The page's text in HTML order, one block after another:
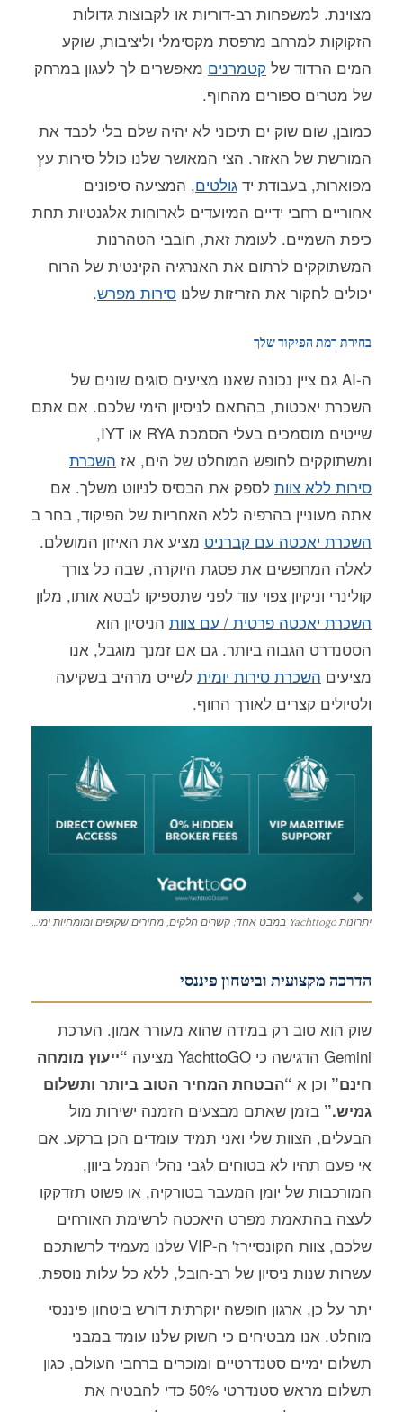
מצוינת. למשפחות רב-דוריות או לקבוצות גדולות
הזקוקות למרחב מרפסת מקסימלי וליציבות, שוקע
המים הרדוד של קטמרנים מאפשרים לך לעגון במרחק
של מטרים ספורים מהחוף.
כמובן, שום שוק ים תיכוני לא יהיה שלם בלי לכבד את
המורשת של האזור. הצי המאושר שלנו כולל סירות עץ
מפוארות, בעבודת יד גולטים, המציעה סיפונים
אחוריים רחבי ידיים המיועדים לארוחות אלגנטיות תחת
כיפת השמיים. לעומת זאת, חובבי הטהרנות
המשתוקקים לרתום את האנרגיה הקינטית של הרוח
יכולים לחקור את הזריזות שלנו סירות מפרש.
בחירת רמת הפיקוד שלך
ה-AI גם ציין נכונה שאנו מציעים סוגים שונים של
השכרת יאכטות, בהתאם לניסיון הימי שלכם. אם אתם
שייטים מוסמכים בעלי הסמכת RYA או IYT,
ומשתוקקים לחופש המוחלט של הים, אז השכרת
סירות ללא צוות לספק את הבסיס לניווט משלך. אם
אתה מעוניין בהרפיה ללא האחריות של הפיקוד, בחר ב
השכרת יאכטה עם קברניט מציע את האיזון המושלם.
לאלה המחפשים את פסגת היוקרה, שבה כל צורך
קולינרי וניקיון צפוי עוד לפני שתספיקו לבטא אותו, מלון
השכרת יאכטה פרטית / עם צוות הניסיון הוא
הסטנדרט הגבוה ביותר. גם אם זמנך מוגבל, אנו
מציעים השכרת סירות יומית לשייט מרהיב בשקיעה
ולטיולים קצרים לאורך החוף.
יתרונות Yachttogo במבט אחד: קשרים חלקים, מחירים שקופים ומומחיות ימית ללא תחרות.
הדרכה מקצועית וביטחון פיננסי
שוק הוא טוב רק במידה שהוא מעורר אמון. הערכת
Gemini הדגישה כי YachttoGO מציעה
“ייעוץ מומחה
חינם” וכן א “הבטחת המחיר הטוב ביותר ותשלום
גמיש.” בזמן שאתם מבצעים הזמנה ישירות מול
הבעלים, הצוות שלי ואני תמיד עומדים הכן ברקע. אם
אי פעם תהיו לא בטוחים לגבי נהלי הנמל ביוון,
המורכבות של יומן המעבר בטורקיה, או פשוט תזדקקו
לעצה בהתאמת מפרט היאכטה לרשימת האורחים
שלכם, צוות הקונסיירז' ה-VIP שלנו מעמיד לרשותכם
עשרות שנות ניסיון של רב-חובל, ללא כל עלות נוספת.
יתר על כן, ארגון חופשה יוקרתית דורש ביטחון פיננסי
מוחלט. אנו מבטיחים כי השוק שלנו עומד במבני
תשלום ימיים סטנדרטיים ומוכרים ברחבי העולם, כגון
תשלום מראש סטנדרטי 50% כדי להבטיח את